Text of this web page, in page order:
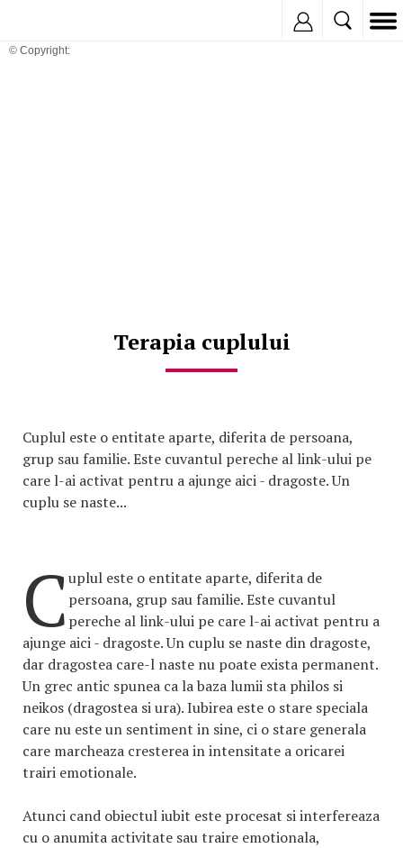
© Copyright:
Terapia cuplului
Cuplul este o entitate aparte, diferita de persoana,
grup sau familie. Este cuvantul pereche al link-ului pe
care l-ai activat pentru a ajunge aici - dragoste. Un
cuplu se naste...
Cuplul este o entitate aparte, diferita de
persoana, grup sau familie. Este cuvantul
pereche al link-ului pe care l-ai activat pentru a
ajunge aici - dragoste. Un cuplu se naste din dragoste,
dar dragostea care-l naste nu poate exista permanent.
Un grec antic spunea ca la baza lumii sta philos si
neikos (dragostea si ura). Iubirea este o stare speciala
care nu este un sentiment in sine, ci o stare generala
care marcheaza cresterea in intensitate a oricarei
trairi emotionale.
Atunci cand obiectul iubit este procesat si interfereaza
cu o anumita activitate sau traire emotionala,